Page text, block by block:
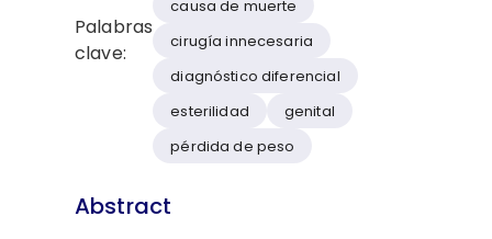
Palabras
clave:
causa de muerte
cirugía innecesaria
diagnóstico diferencial
esterilidad
genital
pérdida de peso
Abstract